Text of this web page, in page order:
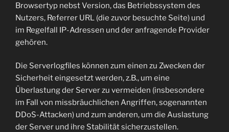
Browsertyp nebst Version, das Betriebssystem des
Nutzers, Referrer URL (die zuvor besuchte Seite) und
im Regelfall IP-Adressen und der anfragende Provider
gehören.
Die Serverlogfiles können zum einen zu Zwecken der
Sicherheit eingesetzt werden, z.B., um eine
Überlastung der Server zu vermeiden (insbesondere
im Fall von missbräuchlichen Angriffen, sogenannten
DDoS-Attacken) und zum anderen, um die Auslastung
der Server und ihre Stabilität sicherzustellen.